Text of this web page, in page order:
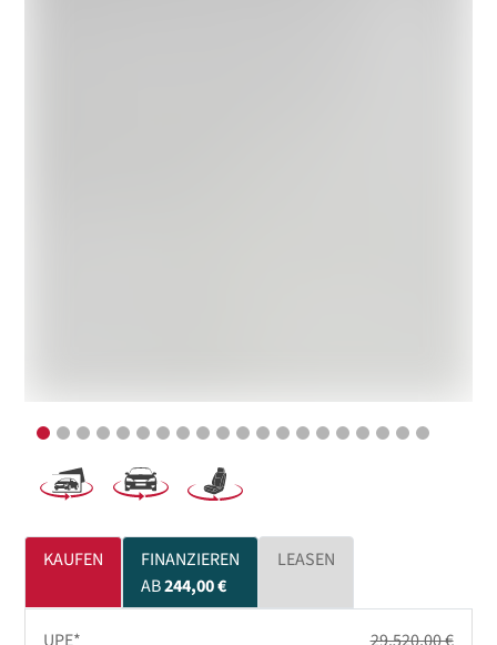
KAUFEN
FINANZIEREN
AB244,00 €
LEASEN